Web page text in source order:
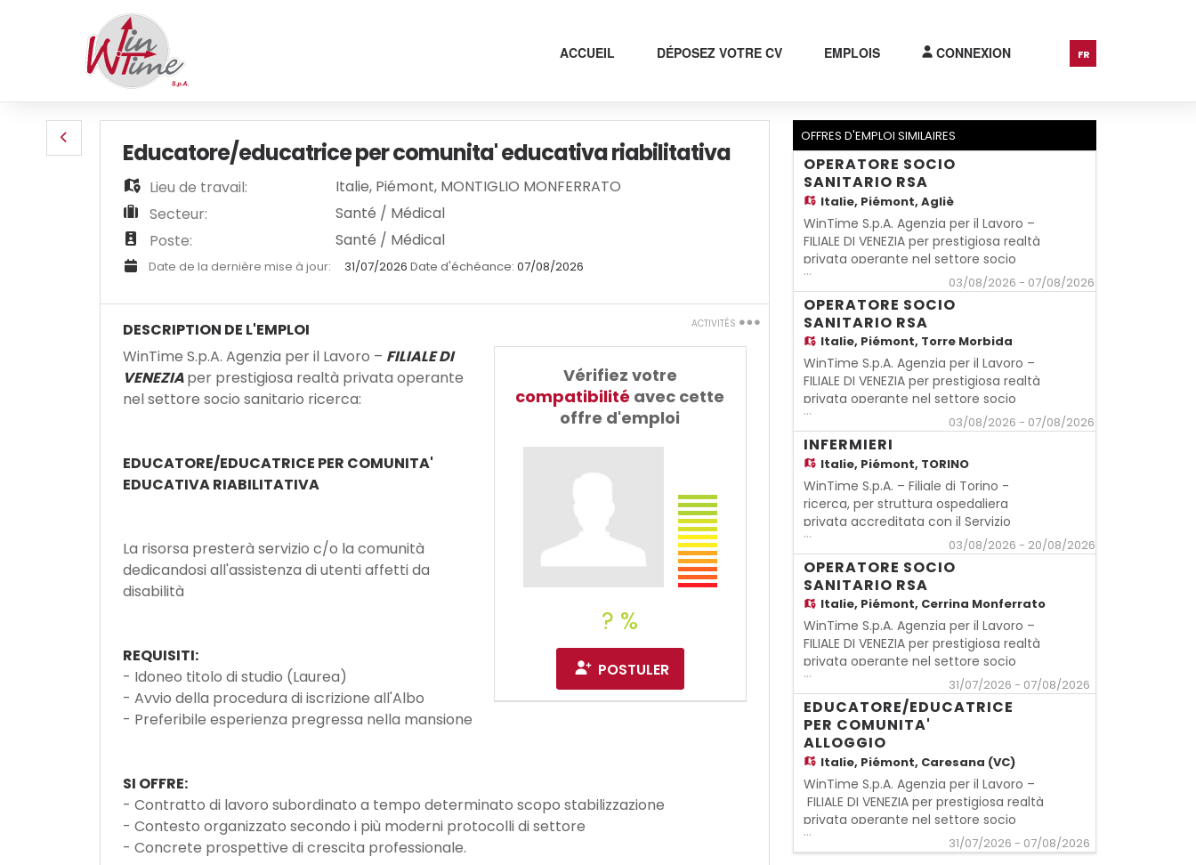
ACCUEIL DÉPOSEZ VOTRE CV EMPLOIS CONNEXION FR
Educatore/educatrice per comunita' educativa riabilitativa
Lieu de travail: Italie, Piémont, MONTIGLIO MONFERRATO
Secteur:
Santé / Médical
Poste:
Santé / Médical
Date de la dernière mise à jour: 31/07/2026 Date d'échéance: 07/08/2026
ACTIVITÉS
Dites-le à un
ami
DESCRIPTION DE L'EMPLOI
Vérifiez votre
compatibilité avec cette
offre d'emploi
? %
POSTULER
WinTime S.p.A. Agenzia per il Lavoro – FILIALE DI
VENEZIAper prestigiosa realtà privata operante
nel settore socio sanitario ricerca:
EDUCATORE/EDUCATRICE PER COMUNITA'
EDUCATIVA RIABILITATIVA
La risorsa presterà servizio c/o la comunità
dedicandosi all'assistenza di utenti affetti da
disabilità
REQUISITI:
- Idoneo titolo di studio (Laurea)
- Avvio della procedura di iscrizione all'Albo
- Preferibile esperienza pregressa nella mansione
SI OFFRE:
- Contratto di lavoro subordinato a tempo determinato scopo stabilizzazione
- Contesto organizzato secondo i più moderni protocolli di settore
- Concrete prospettive di crescita professionale.
OFFRES D'EMPLOI SIMILAIRES
OPERATORE SOCIO
SANITARIO RSA
Italie, Piémont, Agliè
WinTime S.p.A. Agenzia per il Lavoro –
FILIALE DI VENEZIA per prestigiosa realtà
privata operante nel settore socio
sanitario ricerca: OPERATORE SOCIO
SANITARIO RSA REQUISITI: - Idoneo
attestato di qualifica professionale per
operatore socio sanitario o titolo
equipollente - Comprovata esperienza
pr
...
03/08/2026 - 07/08/2026
OPERATORE SOCIO
SANITARIO RSA
Italie, Piémont, Torre Morbida
WinTime S.p.A. Agenzia per il Lavoro –
FILIALE DI VENEZIA per prestigiosa realtà
privata operante nel settore socio
sanitario ricerca: OPERATORE SOCIO
SANITARIO RSA REQUISITI: - Idoneo
attestato di qualifica professionale per
operatore socio sanitario o titolo
equipollente - Comprovata esperienza
pr
...
03/08/2026 - 07/08/2026
INFERMIERI
Italie, Piémont, TORINO
WinTime S.p.A. – Filiale di Torino -
ricerca, per struttura ospedaliera
privata accreditata con il Servizio
Sanitario Nazionale, INFERMIERI/E da
inserire presso il Reparto di Medicina.
Luogo di lavoro: Torino - zona Aurora
Requisiti richiesti: - Laurea in
Infermieristica - Iscrizione all'OPI in
...
03/08/2026 - 20/08/2026
OPERATORE SOCIO
SANITARIO RSA
Italie, Piémont, Cerrina Monferrato
WinTime S.p.A. Agenzia per il Lavoro –
FILIALE DI VENEZIA per prestigiosa realtà
privata operante nel settore socio
sanitario ricerca: OPERATORE SOCIO
SANITARIO RSA REQUISITI: - Idoneo
attestato di qualifica professionale per
operatore socio sanitario o titolo
equipollente - Comprovata esperienza
pr
...
31/07/2026 - 07/08/2026
EDUCATORE/EDUCATRICE
PER COMUNITA'
ALLOGGIO
Italie, Piémont, Caresana (VC)
WinTime S.p.A. Agenzia per il Lavoro –
FILIALE DI VENEZIA per prestigiosa realtà
privata operante nel settore socio
sanitario ricerca:
EDUCATORE/EDUCATRICE PER
...
31/07/2026 - 07/08/2026